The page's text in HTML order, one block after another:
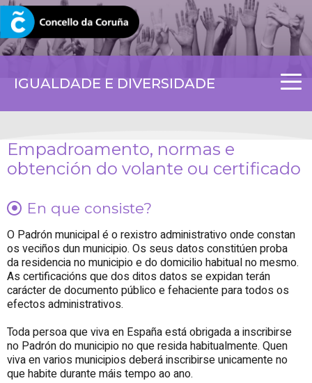
IGUALDADE E DIVERSIDADE
CORUNA.GAL
Empadroamento, normas e
obtención do volante ou certificado
En que consiste?
O Padrón municipal é o rexistro administrativo onde constan
os veciños dun municipio. Os seus datos constitúen proba
da residencia no municipio e do domicilio habitual no mesmo.
As certificacións que dos ditos datos se expidan terán
carácter de documento público e fehaciente para todos os
efectos administrativos.
Toda persoa que viva en España está obrigada a inscribirse
no Padrón do municipio no que resida habitualmente. Quen
viva en varios municipios deberá inscribirse unicamente no
que habite durante máis tempo ao ano.